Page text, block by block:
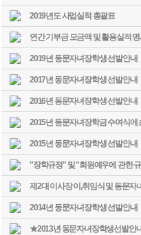
2019년도 사업실적 총괄표
연간 기부금 모금액 및 활용실적
2019년 동문자녀장학생 선발안내
2017년 동문자녀장학생 선발안내
2016년 동문자녀장학생 선발안내
2015년 동문자녀장학금 수여식에
2015년 동문자녀장학생 선발안내
"장학규정" 및 "회원예우에 관한
제2대 이사장 이,취임식 및 동문자
2014년 동문자녀장학생 선발안내
★2013년 동문자녀장학생선발안